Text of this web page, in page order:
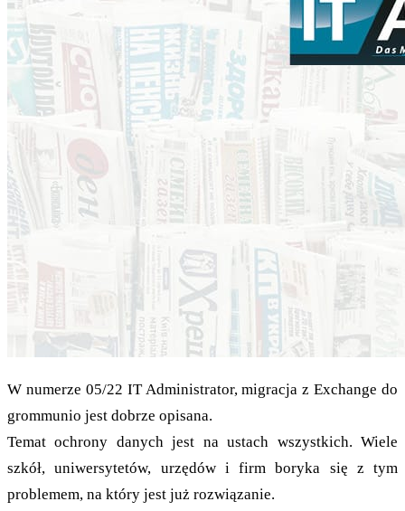
W numerze 05/22 IT Administrator, migracja z Exchange do
grommunio jest dobrze opisana.
Temat ochrony danych jest na ustach wszystkich. Wiele
szkół, uniwersytetów, urzędów i firm boryka się z tym
problemem, na który jest już rozwiązanie.